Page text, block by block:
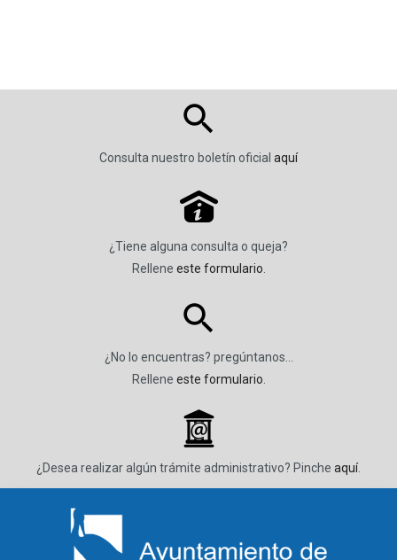
Consulta nuestro boletín oficial aquí
P
¿Tiene alguna consulta o queja?
Rellene este formulario.
¿No lo encuentras? pregúntanos…
Rellene este formulario.
_
¿Desea realizar algún trámite administrativo? Pinche aquí.